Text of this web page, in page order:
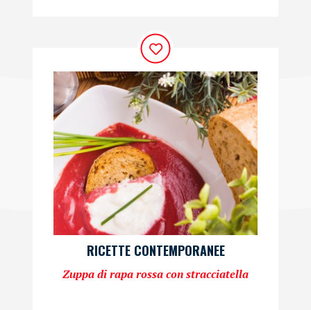
RICETTE CONTEMPORANEE
Zuppa di rapa rossa con stracciatella